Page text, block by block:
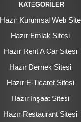
KATEGORİLER
Hazır Kurumsal Web Site
Hazır Emlak Sitesi
Hazır Rent A Car Sitesi
Hazır Dernek Sitesi
Hazır E-Ticaret Sitesi
Hazır İnşaat Sitesi
Hazır Restaurant Sitesi